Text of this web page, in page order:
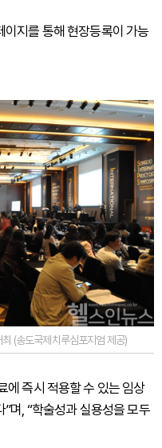
지를 통해 현장등록이 가능
(송도국제치루심포지엄 제공)
에 즉시 적용할 수 있는 임상
며, “학술성과 실용성을 모두